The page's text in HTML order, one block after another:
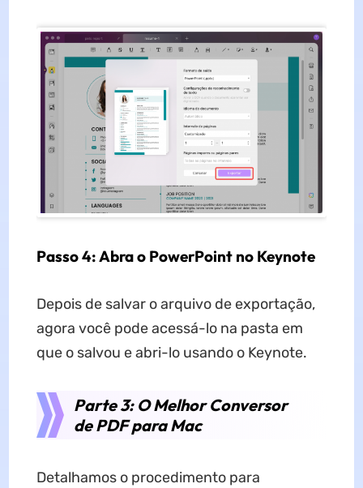
Passo 4: Abra o PowerPoint no Keynote
Depois de salvar o arquivo de exportação,
agora você pode acessá-lo na pasta em
que o salvou e abri-lo usando o Keynote.
Parte 3: O Melhor Conversor
de PDF para Mac
Detalhamos o procedimento para